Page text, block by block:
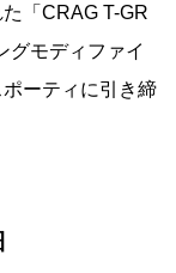
「CRAG T-GR
グモディファイ
ーティに引き締